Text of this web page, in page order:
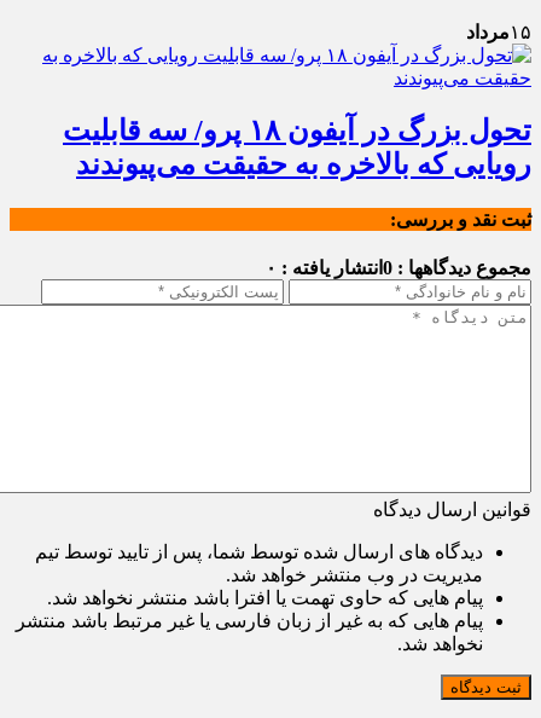
۱۵مرداد
تحول بزرگ در آیفون ۱۸ پرو/ سه قابلیت
رویایی که بالاخره به حقیقت می‌پیوندند
ثبت نقد و بررسی:
مجموع دیدگاهها : 0 انتشار یافته : ۰
قوانین ارسال دیدگاه
دیدگاه های ارسال شده توسط شما، پس از تایید توسط تیم
مدیریت در وب منتشر خواهد شد.
پیام هایی که حاوی تهمت یا افترا باشد منتشر نخواهد شد.
پیام هایی که به غیر از زبان فارسی یا غیر مرتبط باشد منتشر
نخواهد شد.
ثبت دیدگاه